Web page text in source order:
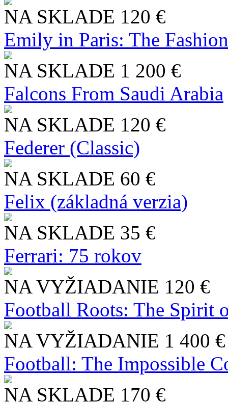
NA SKLADE 120 €
Emily in Paris: The
NA SKLADE 1 200 €
Falcons From Saudi Arabia
NA SKLADE 120 €
Federer (Classic)
NA SKLADE 60 €
Felix (základná verzia)
NA SKLADE 35 €
Ferrari: 75 rokov
NA VYŽIADANIE 120 €
Football Roots: The Spirit
NA VYŽIADANIE 1 400 €
Football: The Impossible
NA SKLADE 170 €